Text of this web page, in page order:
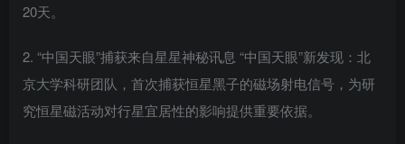
20天。
2. “中国天眼”捕获来自星星神秘讯息 “中国天眼”新发现：北
京大学科研团队，首次捕获恒星黑子的磁场射电信号，为研
究恒星磁活动对行星宜居性的影响提供重要依据。